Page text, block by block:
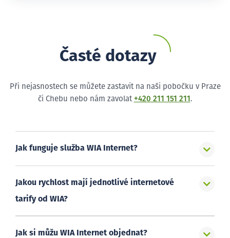
Časté dotazy
Při nejasnostech se můžete zastavit na naši pobočku v Praze
či Chebu nebo nám zavolat +420 211 151 211 .
Jak funguje služba WIA Internet?
Jakou rychlost mají jednotlivé internetové
tarify od WIA?
Jak si můžu WIA Internet objednat?